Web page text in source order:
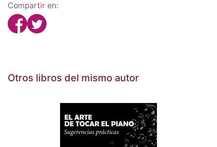
Compartir en:
Otros libros del mismo autor